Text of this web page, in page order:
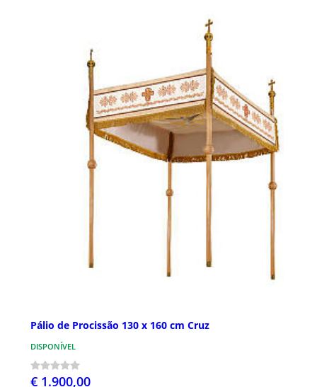
Pálio de Procissão 130 x 160 cm Cruz
DISPONÍVEL
€ 1.900,00